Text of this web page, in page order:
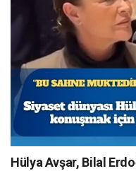
Hülya Avşar, Bilal